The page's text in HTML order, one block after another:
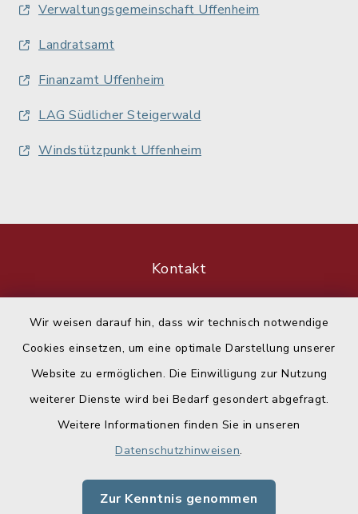
Wir weisen darauf hin, dass wir technisch notwendige
Cookies einsetzen, um eine optimale Darstellung unserer
Website zu ermöglichen. Die Einwilligung zur Nutzung
weiterer Dienste wird bei Bedarf gesondert abgefragt.
Weitere Informationen finden Sie in unseren
Datenschutzhinweisen.
Zur Kenntnis genommen
Verwaltungsgemeinschaft Uffenheim
Landratsamt
Finanzamt Uffenheim
LAG Südlicher Steigerwald
Windstützpunkt Uffenheim
Kontakt
Datenschutz
Impressum
Sitemap
Cookie-Einstellungen